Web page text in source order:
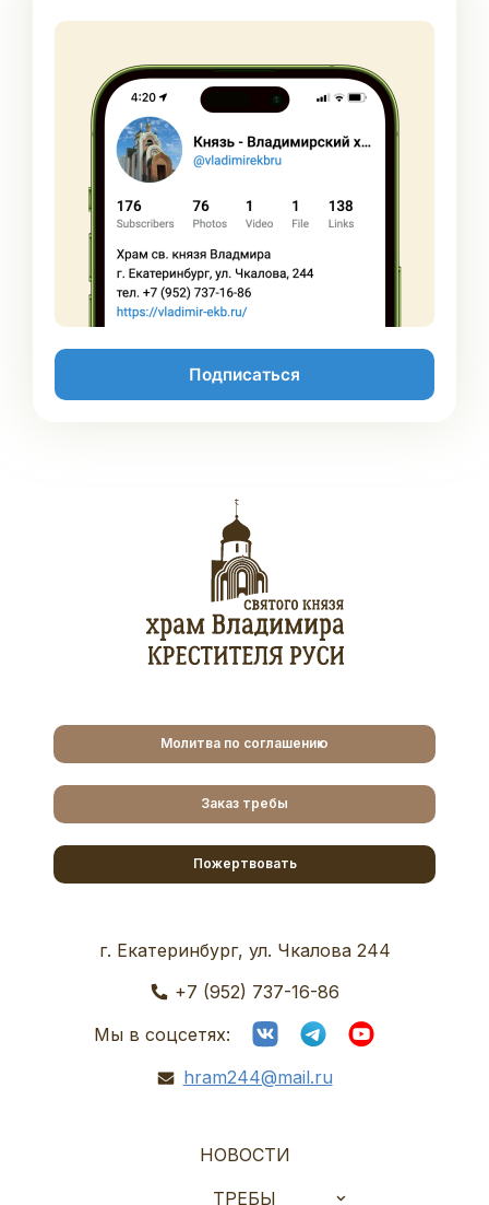
Подписаться
Молитва по соглашению
Заказ требы
Пожертвовать
г. Екатеринбург, ул. Чкалова 244
+7 (952) 737-16-86
Мы в соцсетях:
hram244@mail.ru
НОВОСТИ
ТРЕБЫ